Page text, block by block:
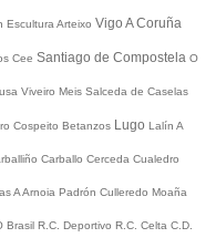
Escultura Arteixo Vigo A Coruña
Cee Santiago de Compostela O
Viveiro Meis Salceda de Caselas
Cospeito Betanzos Lugo Lalín A
Carballo Cerceda Cualedro
A Arnoia Padrón Culleredo Moaña
Brasil R.C. Deportivo R.C. Celta C.D.